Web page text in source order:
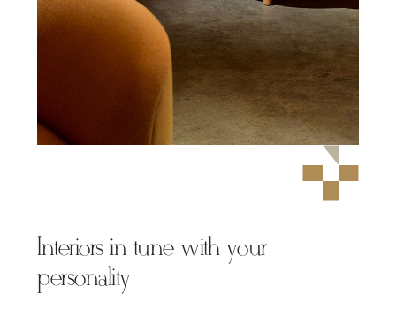
Interiors in tune with your
personality